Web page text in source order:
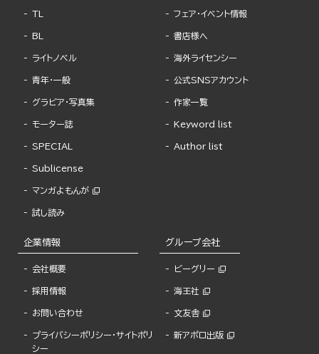
TL
BL
ライトノベル
青年・一般
グラビア・写真集
モーター誌
SPECIAL
Sublicense
マンガよもんが
試し読み
フェア・イベント情報
書店様へ
海外ライセンシー
公式SNSアカウント
作家一覧
Keyword list
Author list
企業情報
会社概要
採用情報
お問い合わせ
プライバシーポリシー・サイトポリ
シー
グループ会社
ビーグリー
海王社
文友舎
新アポロ出版